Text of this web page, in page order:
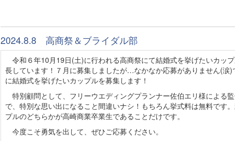
2024.8.8 高商祭＆ブライダル部
令和６年10月19日(土)に行われる高商祭にて結婚式を挙げたいカッ
長しています！７月に募集しましたが…なかなか応募がありません(涙)
に結婚式を挙げたいカップルを募集します！
特別顧問として、フリーウエディングプランナー佐伯エリ様による
で、特別な思い出になること間違いナシ！もちろん挙式料は無料です
プルのどちらかが高崎商業卒業生であることだけです。
今度こそ勇気を出して、ぜひご応募ください。